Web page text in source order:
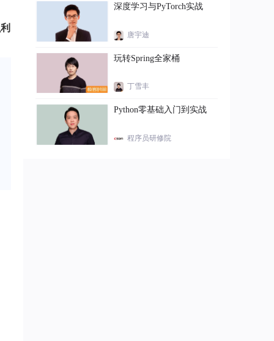
深度学习与PyTorch实战
唐宇迪
玩转Spring全家桶
丁雪丰
Python零基础入门到实战
程序员研修院